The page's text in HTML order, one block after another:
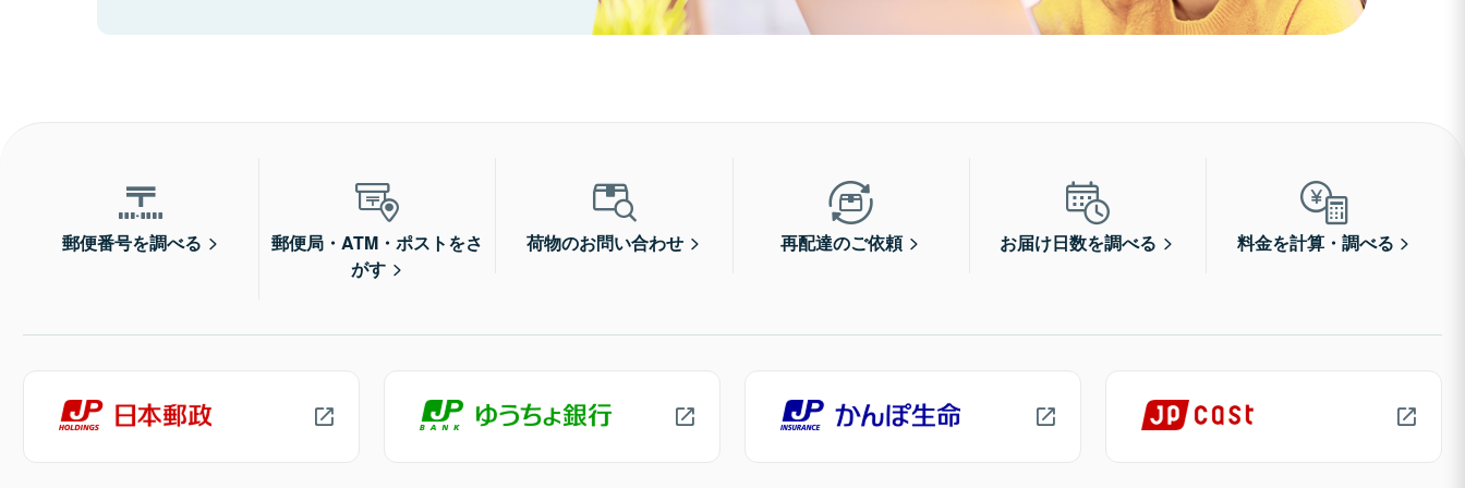
郵便番号を調べる
郵便局・ATM・ポストをさ
がす
荷物のお問い合わせ 再配達のご依頼 お届け日数を調べる 料金を計算・調べる